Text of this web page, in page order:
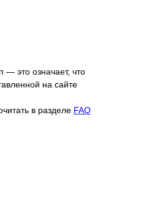
это означает, что
на сайте
в разделе FAQ